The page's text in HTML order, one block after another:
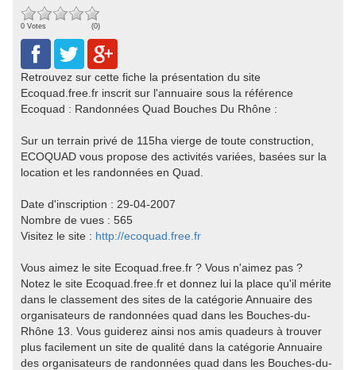
0 Votes (0)
Retrouvez sur cette fiche la présentation du site
Ecoquad.free.fr inscrit sur l'annuaire sous la référence
Ecoquad : Randonnées Quad Bouches Du Rhône :
Sur un terrain privé de 115ha vierge de toute construction,
ECOQUAD vous propose des activités variées, basées sur la
location et les randonnées en Quad.
Date d'inscription : 29-04-2007
Nombre de vues : 565
Visitez le site : http://ecoquad.free.fr
Vous aimez le site Ecoquad.free.fr ? Vous n'aimez pas ?
Notez le site Ecoquad.free.fr et donnez lui la place qu'il mérite
dans le classement des sites de la catégorie Annuaire des
organisateurs de randonnées quad dans les Bouches-du-
Rhône 13. Vous guiderez ainsi nos amis quadeurs à trouver
plus facilement un site de qualité dans la catégorie Annuaire
des organisateurs de randonnées quad dans les Bouches-du-